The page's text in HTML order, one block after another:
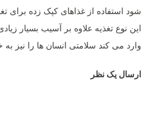
شود استفاده از غذاهای کپک زده برای
این نوع تغذیه علاوه بر آسیب بسیار
وارد می کند سلامتی انسان ها را نیز
ماده باعث آسیب شدید سیستم گوارشی
ارسال یک نظر